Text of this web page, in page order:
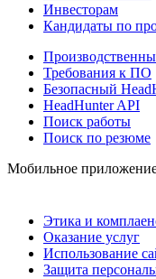
Инвесторам
Кандидаты по
Требования к ПО
Безопасный
HeadHunter API
Поиск работы
Поиск по резюме
Мобильное
Этика и
Оказание услуг
Использование
Защита